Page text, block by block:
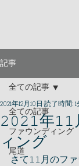
記事
全ての記事
ファウンディング
尾道
全ての記事
𝟸𝟶𝟸𝟷年𝟷𝟷
ィング
2021年12月10日 読了時間: 1
さて𝟷𝟷月のフ